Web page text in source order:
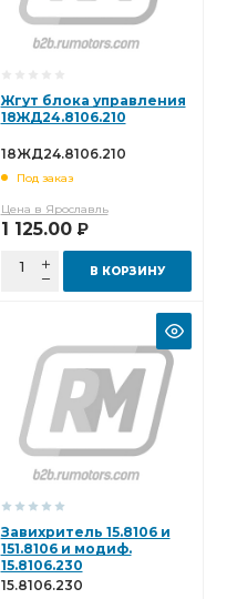
Жгут блока управления
18ЖД24.8106.210
18ЖД24.8106.210
Под заказ
Цена в Ярославль
1 125.00 Р
В КОРЗИНУ
Завихритель 15.8106 и
151.8106 и модиф.
15.8106.230
15.8106.230